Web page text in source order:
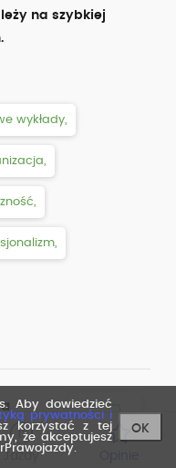
na szybkiej
wykłady,
Aby dowiedzieć
prywatności i
korzystać z tej
że akceptujesz
OK